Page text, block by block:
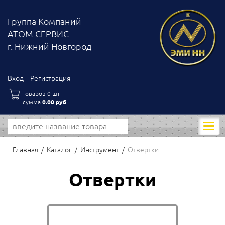
Группа Компаний
АТОМ СЕРВИС
г. Нижний Новгород
Вход Регистрация
товаров 0 шт
сумма 0.00 руб
Главная
Каталог Инструмент Отвертки
Отвертки